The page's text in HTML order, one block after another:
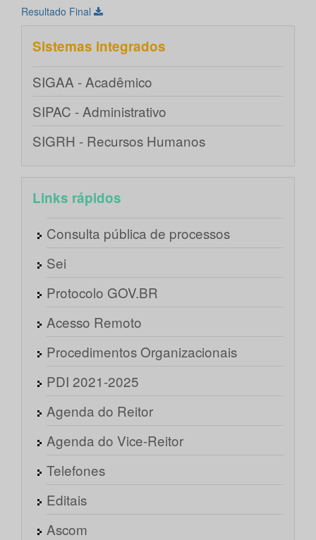
Resultado Final
Sistemas integrados
SIGAA - Acadêmico
SIPAC - Administrativo
SIGRH - Recursos Humanos
Links rápidos
Consulta pública de processos
Sei
Protocolo GOV.BR
Acesso Remoto
Procedimentos Organizacionais
PDI 2021-2025
Agenda do Reitor
Agenda do Vice-Reitor
Telefones
Editais
Ascom